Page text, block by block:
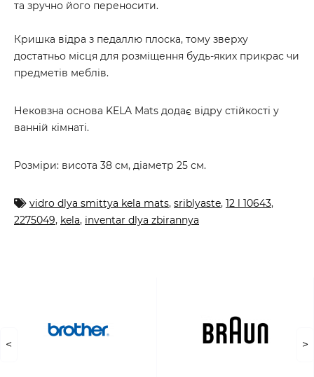
та зручно його переносити.
Кришка відра з педаллю плоска, тому зверху
достатньо місця для розміщення будь-яких прикрас чи
предметів меблів.
Нековзна основа KELA Mats додає відру стійкості у
ванній кімнаті.
Розміри: висота 38 см, діаметр 25 см.
vidro dlya smittya kela mats, sriblyaste, 12 l 10643,
2275049, kela, inventar dlya zbirannya
< >